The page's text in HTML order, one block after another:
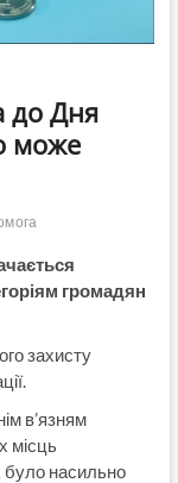
до Дня
може
громадян
захисту
в’язням
місць
було насильно